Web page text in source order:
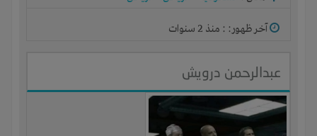
آخر ظهور: : منذ 2 سنوات
عبدالرحمن درويش